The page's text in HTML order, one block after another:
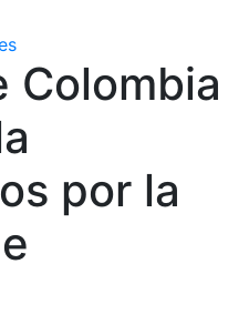
Colombia
por la